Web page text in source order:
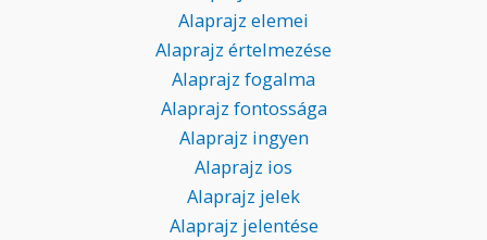
Alaprajz elemei
Alaprajz értelmezése
Alaprajz fogalma
Alaprajz fontossága
Alaprajz ingyen
Alaprajz ios
Alaprajz jelek
Alaprajz jelentése